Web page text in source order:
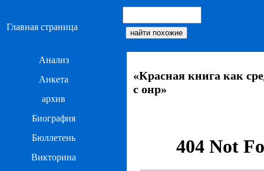
Главная страница
Анализ
Анкета
архив
Биография
Бюллетень
Викторина
«Красная книга как
с онр»